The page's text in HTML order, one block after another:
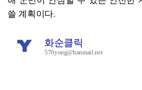
쓸 계획이다.
화순클릭
570yong@hanmail.net